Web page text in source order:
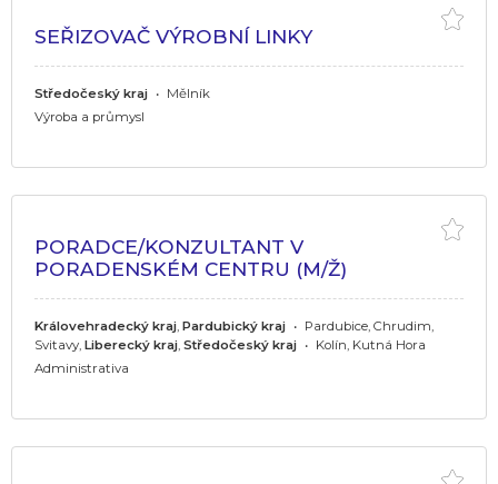
SEŘIZOVAČ VÝROBNÍ LINKY
Středočeský kraj • Mělník
Výroba a průmysl
PORADCE/KONZULTANT V
PORADENSKÉM CENTRU (M/Ž)
Královehradecký kraj Pardubický kraj • Pardubice, Chrudim,
Svitavy, Liberecký kraj Středočeský kraj • Kolín, Kutná Hora
Administrativa